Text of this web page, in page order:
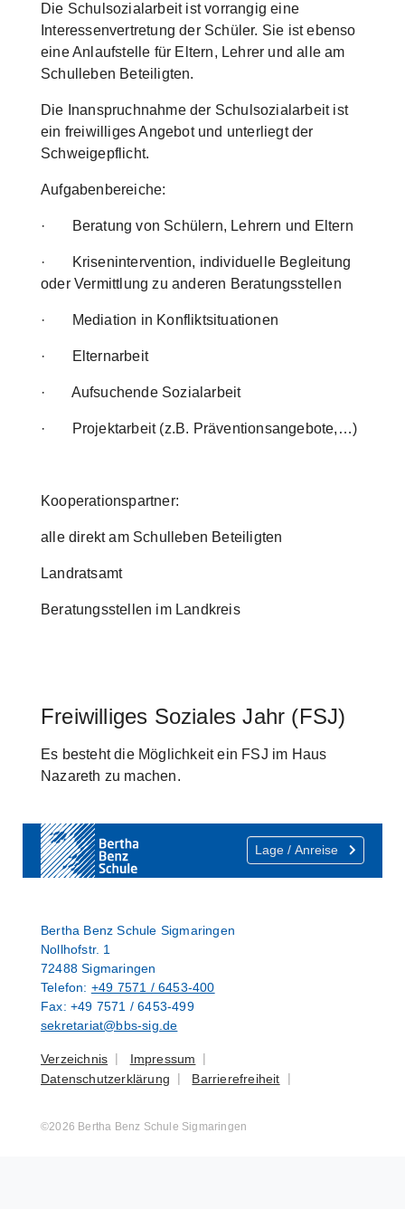
Die Schulsozialarbeit ist vorrangig eine
Interessenvertretung der Schüler. Sie ist ebenso
eine Anlaufstelle für Eltern, Lehrer und alle am
Schulleben Beteiligten.
Die Inanspruchnahme der Schulsozialarbeit ist
ein freiwilliges Angebot und unterliegt der
Schweigepflicht.
Aufgabenbereiche:
· Beratung von Schülern, Lehrern und Eltern
· Krisenintervention, individuelle Begleitung
oder Vermittlung zu anderen Beratungsstellen
· Mediation in Konfliktsituationen
· Elternarbeit
· Aufsuchende Sozialarbeit
· Projektarbeit (z.B. Präventionsangebote,…)
Kooperationspartner:
alle direkt am Schulleben Beteiligten
Landratsamt
Beratungsstellen im Landkreis
Show larger version
Freiwilliges Soziales Jahr (FSJ)
Es besteht die Möglichkeit ein FSJ im Haus
Nazareth zu machen.
Lage / Anreise
Bertha Benz Schule Sigmaringen
Nollhofstr. 1
72488 Sigmaringen
Telefon: +49 7571 / 6453-400
Fax: +49 7571 / 6453-499
sekretariat@bbs-sig.de
Verzeichnis
Impressum
Datenschutzerklärung
Barrierefreiheit
©2026 Bertha Benz Schule Sigmaringen